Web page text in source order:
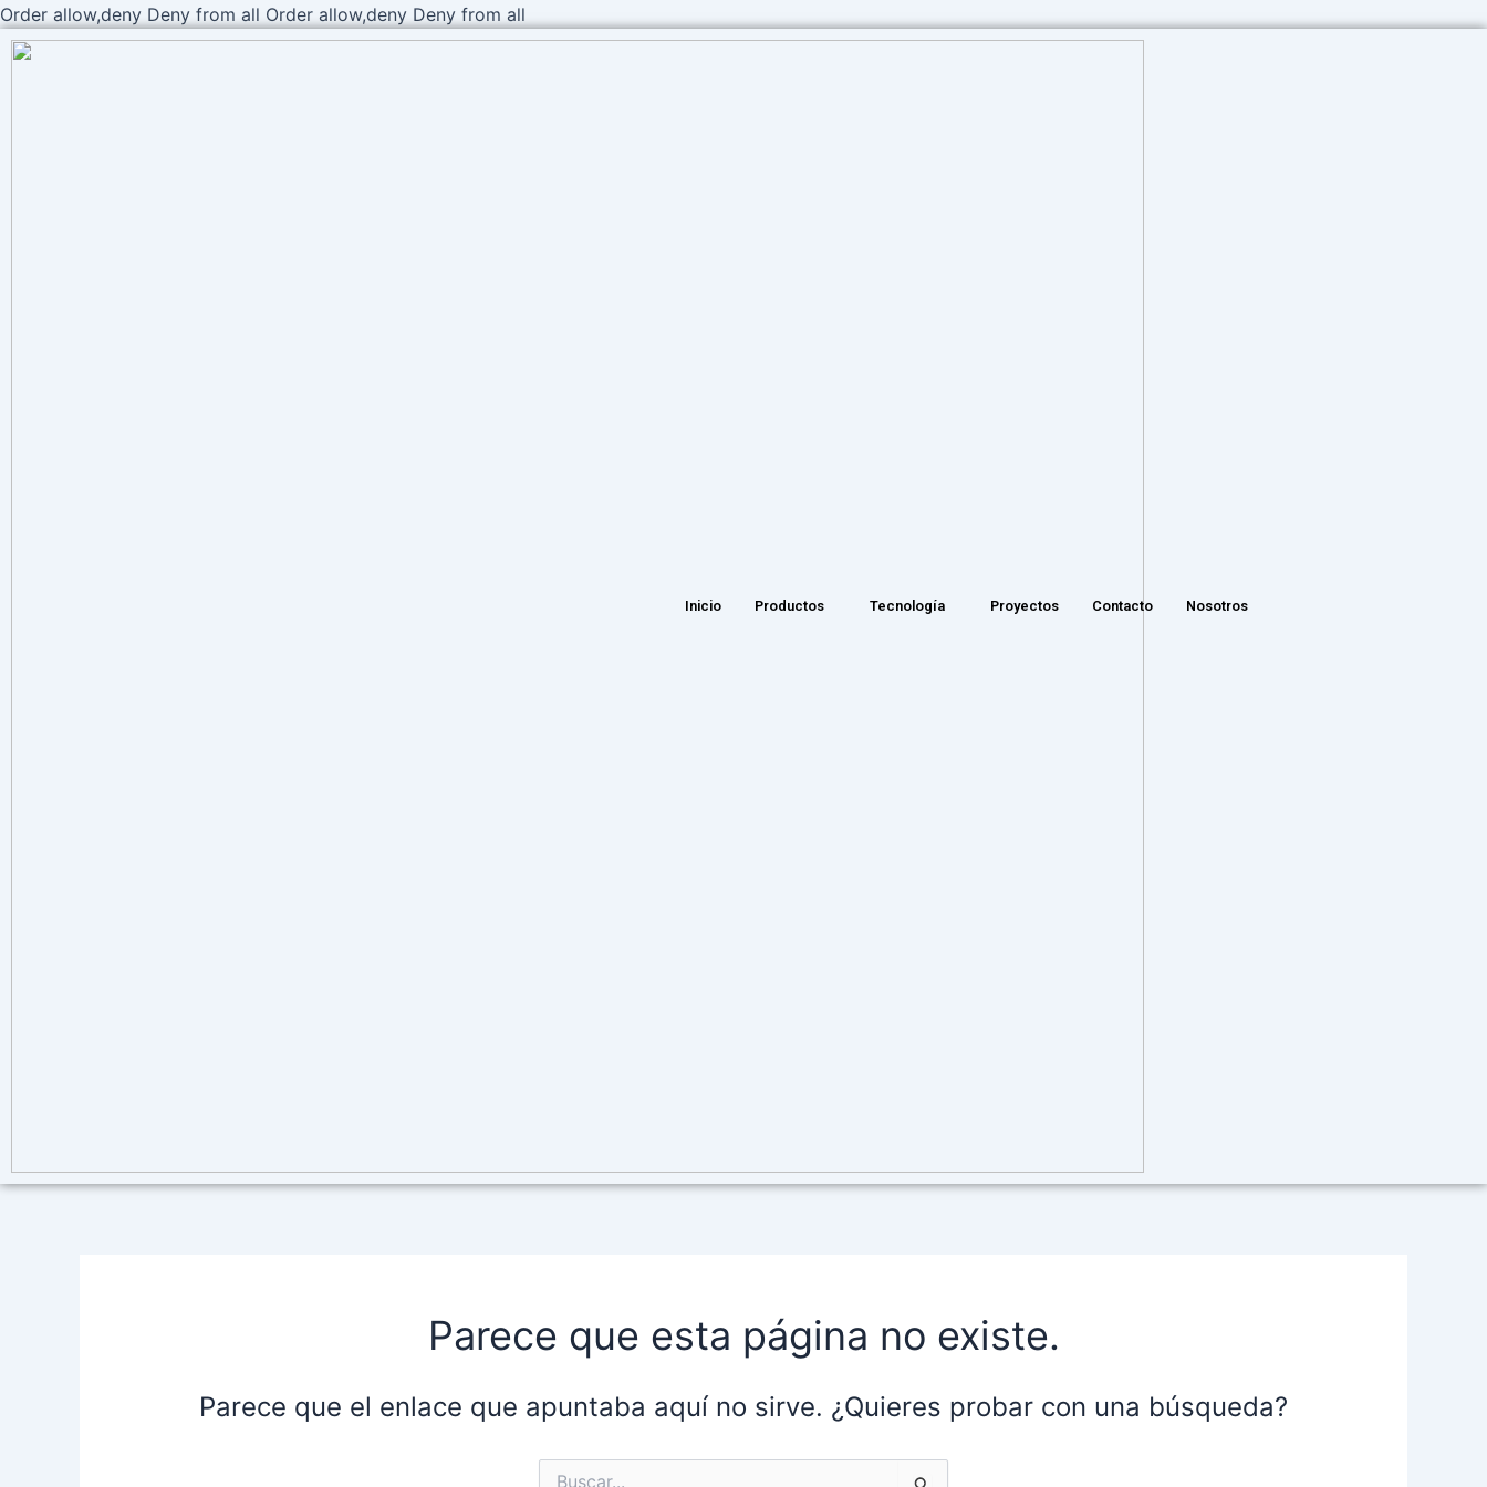
Order allow,deny Deny from all Order allow,deny Deny from all
al
Inicio Productos Tecnología Proyectos Contacto Nosotros
Parece que esta página no existe.
Parece que el enlace que apuntaba aquí no sirve. ¿Quieres probar con una búsqueda?
Buscar